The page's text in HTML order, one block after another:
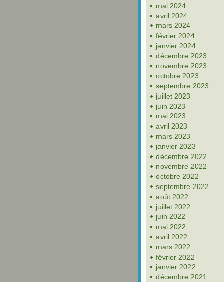
mai 2024
avril 2024
mars 2024
février 2024
janvier 2024
décembre 2023
novembre 2023
octobre 2023
septembre 2023
juillet 2023
juin 2023
mai 2023
avril 2023
mars 2023
janvier 2023
décembre 2022
novembre 2022
octobre 2022
septembre 2022
août 2022
juillet 2022
juin 2022
mai 2022
avril 2022
mars 2022
février 2022
janvier 2022
décembre 2021